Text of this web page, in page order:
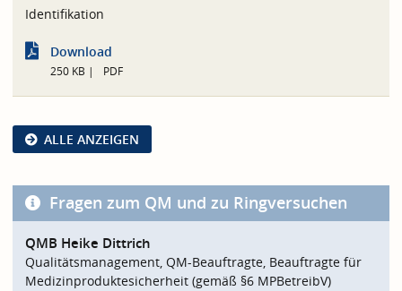
Identifikation
Download
250 KB PDF
ALLE ANZEIGEN
Fragen zum QM und zu Ringversuchen
QMB Heike Dittrich
Qualitätsmanagement, QM-Beauftragte, Beauftragte für
Medizinproduktesicherheit (gemäß §6 MPBetreibV)